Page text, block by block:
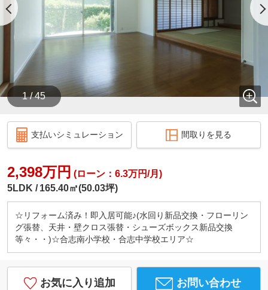
1 / 45
支払いシミュレーション 間取りを見る
2,398万円 (ローン：6.3万円/月)
5LDK
165.40㎡(50.03坪)
☆リフォーム済み！即入居可能♪(水回り新品交換・フローリン
グ張替、天井・壁クロス張替・シューズボックス新品交換
等々・・)☆合志南小学校・合志中学校エリア☆
お気に入り追加 お問い合わせ